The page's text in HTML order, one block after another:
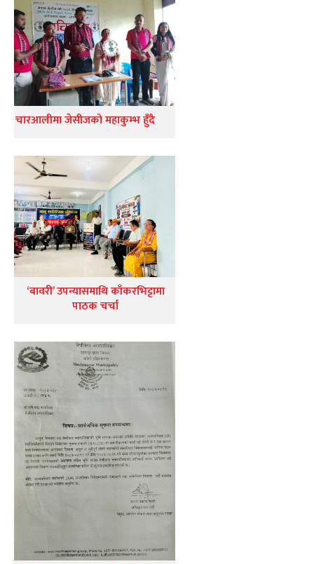
चारआलीमा जेसीजको महाकुम्भ हुँदै
‘बावरी’ उपन्यासमाथि काँकरभिट्टामा
पाठक चर्चा